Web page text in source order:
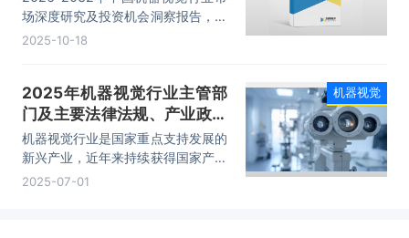
场深度研究及投资机会洞察报告，主
要包括市场应用分析、重点企业分
2025-10-18
2025年机器视觉行业主管部
门及主要法律法规、产业政策
「图」
机器视觉行业是国家重点支持发展的
新兴产业，近年来持续获得国家产业
政策的大力支持，不仅明确了具体应
2025-07-01
机器视觉